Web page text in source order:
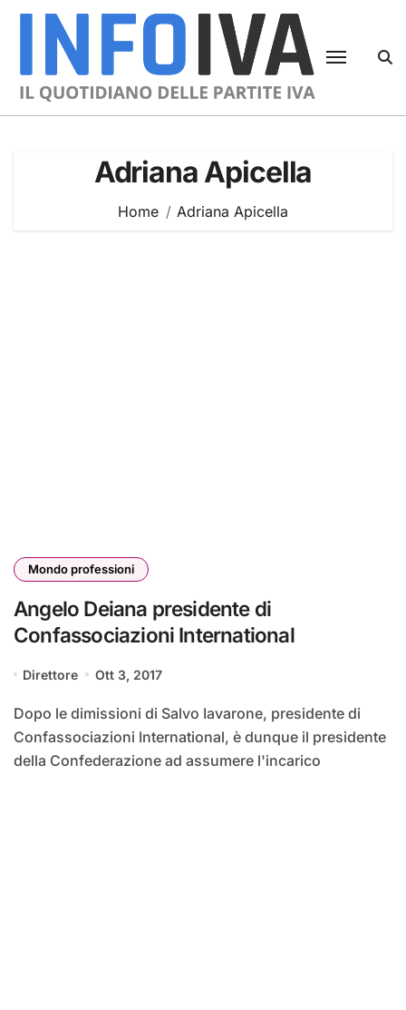
Skip
Adriana Apicella
Home Adriana Apicella
Mondo professioni
Angelo Deiana presidente di
Confassociazioni International
Direttore Ott 3, 2017
Dopo le dimissioni di Salvo Iavarone, presidente di
Confassociazioni International, è dunque il presidente
della Confederazione ad assumere l'incarico